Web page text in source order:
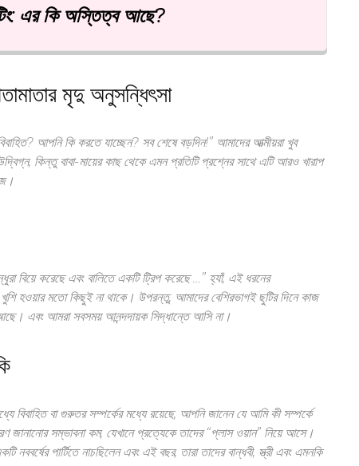
এর কি অস্তিত্ব আছে?
মৃদু অনুসন্ধিৎসা
আপনি কি করতে যাচ্ছেন? সব শেষে বড়দিন!” আমাদের আত্মীয়রা খুব
কিন্তু বাবা-মায়ের কাছ থেকে এমন প্রতিটি প্রশ্নের সাথে এটি আরও খারাপ
বিয়ে করেছে এবং বালিতে একটি ট্রিপ করেছে …” হ্যাঁ, এই ধরনের
হওয়ার মতো কিছুই না থাকে। উপরন্তু, আমাদের বেশিরভাগই ছুটির দিনে কাজ
এবং আমরা সবসময় আনন্দদায়ক সিদ্ধান্তে আসি না।
বিবাহিত বা গুরুতর সম্পর্কের মধ্যে রয়েছে, আপনি জানেন যে আমি কী সম্পর্কে
জানানোর সম্ভাবনা কম, যেখানে প্রত্যেকে তাদের “প্লাস ওয়ান” নিয়ে আসে।
পার্টিতে নাচছিলেন এবং এই বছর, তারা তাদের বান্ধবী, স্ত্রী এবং এমনকি